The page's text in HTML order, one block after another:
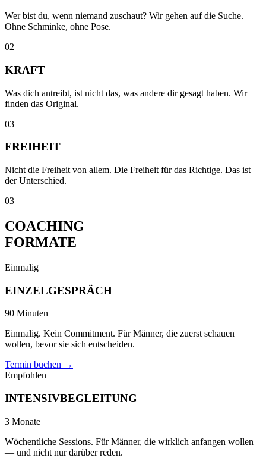
Wer bist du, wenn niemand zuschaut? Wir gehen auf die Suche.
Ohne Schminke, ohne Pose.
02
KRAFT
Was dich antreibt, ist nicht das, was andere dir gesagt haben. Wir
finden das Original.
03
FREIHEIT
Nicht die Freiheit von allem. Die Freiheit für das Richtige. Das ist
der Unterschied.
03
COACHING
FORMATE
Einmalig
EINZEL­GESPRÄCH
90 Minuten
Einmalig. Kein Commitment. Für Männer, die zuerst schauen
wollen, bevor sie sich entscheiden.
Termin buchen →
Empfohlen
INTENSIV­BEGLEITUNG
3 Monate
Wöchentliche Sessions. Für Männer, die wirklich anfangen wollen
— und nicht nur darüber reden.